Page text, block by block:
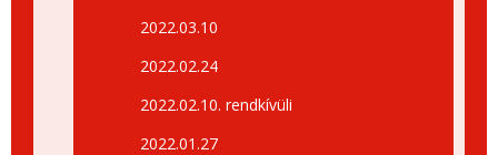
2022.03.10
2022.02.24
2022.02.10. rendkívüli
2022.01.27